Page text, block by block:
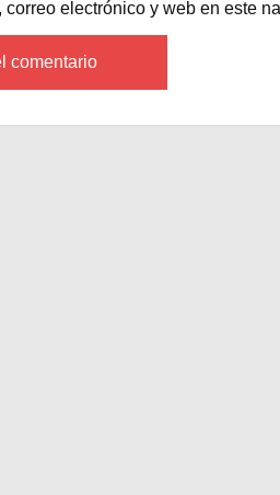
correo electrónico y web en este